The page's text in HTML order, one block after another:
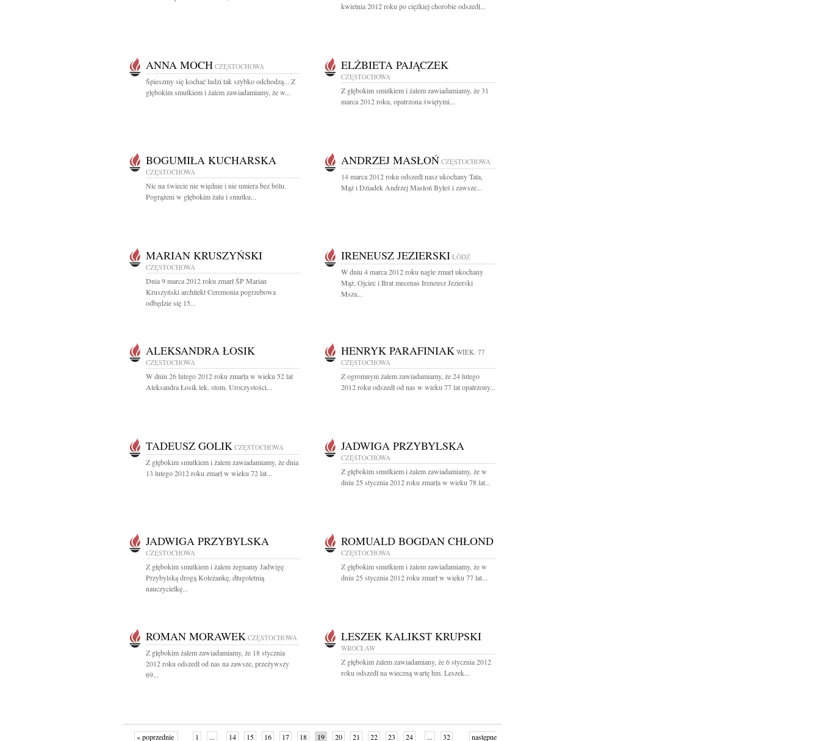
kwietnia 2012 roku po ciężkiej chorobie odszedł...
ANNA MOCH CZĘSTOCHOWA
Śpieszmy się kochać ludzi tak szybko odchodzą... Z
głębokim smutkiem i żalem zawiadamiamy, że w...
ELŻBIETA PAJĄCZEK
CZĘSTOCHOWA
Z głębokim smutkiem i żalem zawiadamiamy, że 31
marca 2012 roku, opatrzona świętymi...
BOGUMIŁA KUCHARSKA
CZĘSTOCHOWA
Nic na świecie nie więdnie i nie umiera bez bólu.
Pogrążeni w głębokim żalu i smutku...
ANDRZEJ MASŁOŃ CZĘSTOCHOWA
14 marca 2012 roku odszedł nasz ukochany Tata,
Mąż i Dziadek Andrzej Masłoń Byłeś i zawsze...
MARIAN KRUSZYŃSKI
CZĘSTOCHOWA
Dnia 9 marca 2012 roku zmarł ŚP Marian
Kruszyński architekt Ceremonia pogrzebowa
odbędzie się 15...
IRENEUSZ JEZIERSKI ŁÓDŹ
W dniu 4 marca 2012 roku nagle zmarł ukochany
Mąż, Ojciec i Brat mecenas Ireneusz Jezierski
Msza...
ALEKSANDRA ŁOSIK
CZĘSTOCHOWA
W dniu 26 lutego 2012 roku zmarła w wieku 52 lat
Aleksandra Łosik lek. stom. Uroczystości...
HENRYK PARAFINIAK WIEK: 77
CZĘSTOCHOWA
Z ogromnym żalem zawiadamiamy, że 24 lutego
2012 roku odszedł od nas w wieku 77 lat opatrzony...
TADEUSZ GOLIK CZĘSTOCHOWA
Z głębokim smutkiem i żalem zawiadamiamy, że dnia
13 lutego 2012 roku zmarł w wieku 72 lat...
JADWIGA PRZYBYLSKA
CZĘSTOCHOWA
Z głębokim smutkiem i żalem zawiadamiamy, że w
dniu 25 stycznia 2012 roku zmarła w wieku 78 lat...
JADWIGA PRZYBYLSKA
CZĘSTOCHOWA
Z głębokim smutkiem i żalem żegnamy Jadwigę
Przybylską drogą Koleżankę, długoletnią
nauczycielkę...
ROMUALD BOGDAN CHŁOND
CZĘSTOCHOWA
Z głębokim smutkiem i żalem zawiadamiamy, że w
dniu 25 stycznia 2012 roku zmarł w wieku 77 lat...
ROMAN MORAWEK CZĘSTOCHOWA
Z głębokim żalem zawiadamiamy, że 18 stycznia
2012 roku odszedł od nas na zawsze, przeżywszy
69...
LESZEK KALIKST KRUPSKI
WROCŁAW
Z głębokim żalem zawiadamiany, że 6 stycznia 2012
roku odszedł na wieczną wartę hm. Leszek...
« poprzednie 1 ... 14 15 16 17 18 19 20 21 22 23 24 ... 32 następne